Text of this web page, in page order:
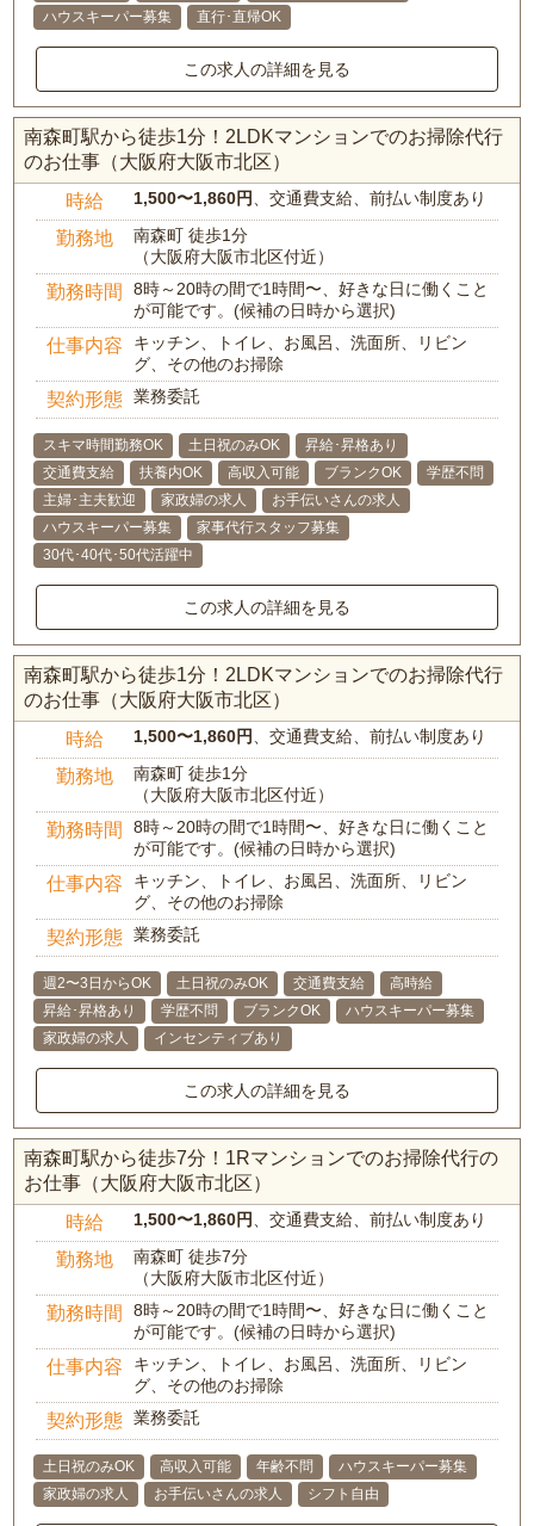
ハウスキーパー募集
直行･直帰OK
この求人の詳細を見る
南森町駅から徒歩1分！2LDKマンションでのお掃除代行
のお仕事（大阪府大阪市北区）
時給 1,500〜1,860円、交通費支給、前払い制度あり
勤務地
南森町 徒歩1分
（大阪府大阪市北区付近）
勤務時間
8時～20時の間で1時間〜、好きな日に働くこと
が可能です。(候補の日時から選択)
仕事内容
キッチン、トイレ、お風呂、洗面所、リビン
グ、その他のお掃除
契約形態 業務委託
スキマ時間勤務OK 土日祝のみOK
昇給･昇格あり
交通費支給
扶養内OK 高収入可能 ブランクOK
学歴不問
主婦･主夫歓迎
家政婦の求人
お手伝いさんの求人
ハウスキーパー募集
家事代行スタッフ募集
30代･40代･50代活躍中
この求人の詳細を見る
南森町駅から徒歩1分！2LDKマンションでのお掃除代行
のお仕事（大阪府大阪市北区）
時給 1,500〜1,860円、交通費支給、前払い制度あり
勤務地
南森町 徒歩1分
（大阪府大阪市北区付近）
勤務時間
8時～20時の間で1時間〜、好きな日に働くこと
が可能です。(候補の日時から選択)
仕事内容
キッチン、トイレ、お風呂、洗面所、リビン
グ、その他のお掃除
契約形態 業務委託
週2〜3日からOK 土日祝のみOK 交通費支給
高時給
昇給･昇格あり
学歴不問 ブランクOK
ハウスキーパー募集
家政婦の求人
インセンティブあり
この求人の詳細を見る
南森町駅から徒歩7分！1Rマンションでのお掃除代行の
お仕事（大阪府大阪市北区）
時給 1,500〜1,860円、交通費支給、前払い制度あり
勤務地
南森町 徒歩7分
（大阪府大阪市北区付近）
勤務時間
8時～20時の間で1時間〜、好きな日に働くこと
が可能です。(候補の日時から選択)
仕事内容
キッチン、トイレ、お風呂、洗面所、リビン
グ、その他のお掃除
契約形態 業務委託
土日祝のみOK 高収入可能 年齢不問
ハウスキーパー募集
家政婦の求人
お手伝いさんの求人 シフト自由